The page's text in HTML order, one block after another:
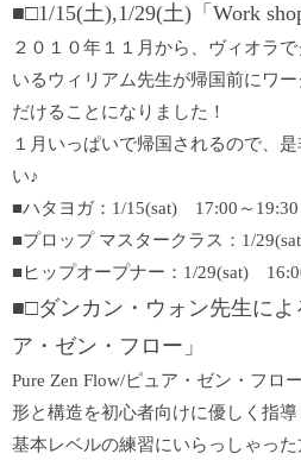
■□1/15(土),1/29(土)「Work
２０１０年１１月から、ヴィオラ
いるウィリアム先生が帰国前にワ
だけることになりました！
１月いっぱいで帰国されるので、
い♪
■ハタヨガ：1/15(sat) 17:00～19:30
■プロップ マスタークラス：1/
■ヒップオープナー：1/29(sat)
■□ダンカン・ウォン先生によ
ア・ゼン・フロー」
Pure Zen Flow/ピュア・ゼン・フロ
形と構造を初心者向けに優しく指導
基本レベルの練習にいらっしゃっ